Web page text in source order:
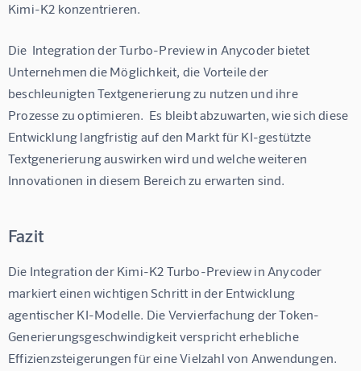
Kimi-K2 konzentrieren.
Die  Integration der Turbo-Preview in Anycoder bietet
Unternehmen die Möglichkeit, die Vorteile der
beschleunigten Textgenerierung zu nutzen und ihre
Prozesse zu optimieren.  Es bleibt abzuwarten, wie sich diese
Entwicklung langfristig auf den Markt für KI-gestützte
Textgenerierung auswirken wird und welche weiteren
Innovationen in diesem Bereich zu erwarten sind.
Fazit
Die Integration der Kimi-K2 Turbo-Preview in Anycoder
markiert einen wichtigen Schritt in der Entwicklung
agentischer KI-Modelle. Die Vervierfachung der Token-
Generierungsgeschwindigkeit verspricht erhebliche
Effizienzsteigerungen für eine Vielzahl von Anwendungen.